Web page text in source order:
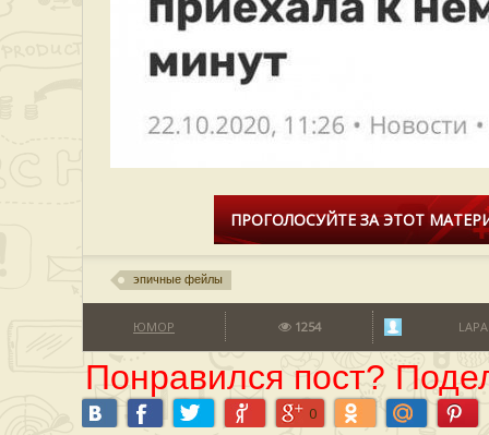
ПРОГОЛОСУЙТЕ ЗА ЭТОТ
эпичные фейлы
ЮМОР 1254
Понравился пост?
0